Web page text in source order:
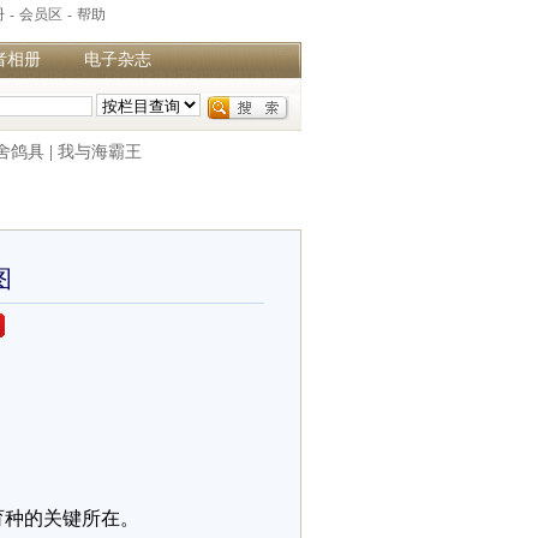
- 会员区 - 帮助
相册 电子杂志
鸽具 我与海霸王
的关键所在。